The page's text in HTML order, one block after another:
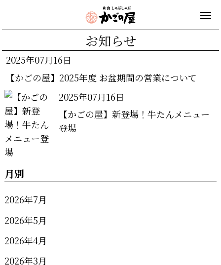
お知らせ
2025年07月16日
【かごの屋】2025年度 お盆期間の営業について
2025年07月16日
【かごの屋】新登場！牛たんメニュー
登場
月別
2026年7月
2026年5月
2026年4月
2026年3月